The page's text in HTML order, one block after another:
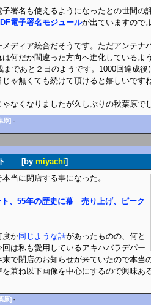
署名も使えるようになったとの世間の
電子署名モジュールが出ていますので
ディア統合だそうです。ただアンテナ
は何だか間違った方向へ進化しているよ
まであと２日のようです。1000回達成
ゃ無くても続けて頂けると嬉しいです
なくなりましたが久しぶりの秋葉原で
原] -
ト [by miyachi]
当に閉店する事になった。
、55年の歴史に幕 売り上げ、ピーク
度か同じような話があったものの、何と
は私も愛用しているアキハバラデパー
末で閉店のお知らせが来ていたので本当
兼ね以下画像を中心にするので興味あ
原] -